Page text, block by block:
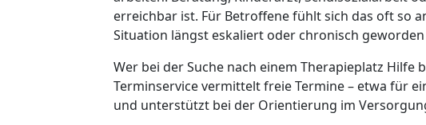
erreichbar ist. Für Betroffene fühlt sich das oft so
Situation längst eskaliert oder chronisch
Wer bei der Suche nach einem Therapieplatz Hilfe
Terminservice vermittelt freie Termine – etwa für
und unterstützt bei der Orientierung im